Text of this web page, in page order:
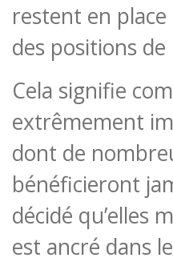
restent en
des positions
Cela signifie
extrêmement
dont de
bénéficieront
décidé qu’elles
est ancré dans